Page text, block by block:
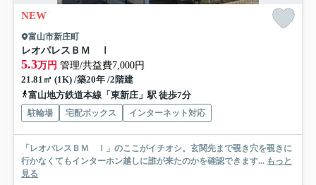
NEW
富山市新庄町
レオパレスＢＭ Ⅰ
5.3万円 管理/共益費7,000円
21.81㎡ (1K) /築20年 /2階建
富山地方鉄道本線「東新庄」駅 徒歩7分
駐輪場 宅配ボックス インターネット対応
「レオパレスＢＭ Ⅰ」のここがイチオシ。玄関先まで覗き穴を覗きに
行かなくてもインターホン越しに誰が来たのかを確認できます... もっと
見る